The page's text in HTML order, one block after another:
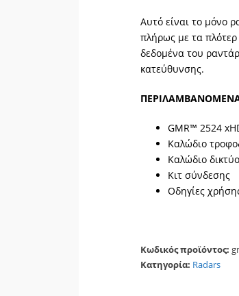
Αυτό είναι το μόνο
πλήρως με τα
δεδομένα του
κατεύθυνσης.
GMR™ 2524
Καλώδιο
Καλώδιο
Κιτ σύνδεσης
Οδηγίες
Κωδικός προϊόντος:
Κατηγορία: Radars